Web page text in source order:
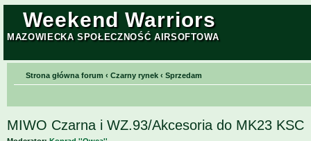
Weekend Warriors
MAZOWIECKA SPOŁECZNOŚĆ AIRSOFTOWA
Strona główna forum ‹ Czarny rynek ‹ Sprzedam
MIWO Czarna i WZ.93/Akcesoria do MK23 KSC